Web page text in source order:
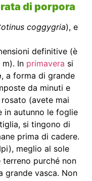
di porpora
coggygria), e
definitive (è
In primavera si
, a forma di grande
da minuti e
(avete mai
in autunno le foglie
si tingono di
prima di cadere.
meglio al sole
terreno purché non
grande vasca. Non